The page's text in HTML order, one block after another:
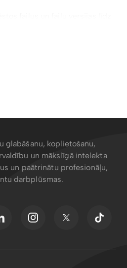
glabāšanu, koplietošanu,
un mākslīgā intelekta
un paātrinātu profesionāļu,
darbplūsmas.